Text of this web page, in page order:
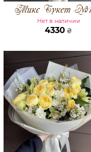
Микс Букет
Нет в наличии
4330 ₴